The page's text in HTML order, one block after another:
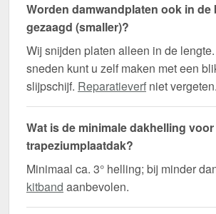
Worden damwandplaten ook in de
gezaagd (smaller)?
Wij snijden platen alleen in de
sneden kunt u zelf maken met een
slijpschijf. Reparatieverf niet vergeten.
Wat is de minimale dakhelling voor
trapeziumplaatdak?
Minimaal ca. 3° helling; bij minder
kitband aanbevolen.